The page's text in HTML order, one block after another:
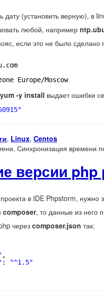
(установить верную), в
любой, например
если это не было сделано
Europe/Moscow
yum -y install выдает ошибки
, Linux, Centos
Синхронизация времени
версии
в IDE Phpstorm, нужно
composer, то данные из него
через composer.json так:
,
:
"^1.5"